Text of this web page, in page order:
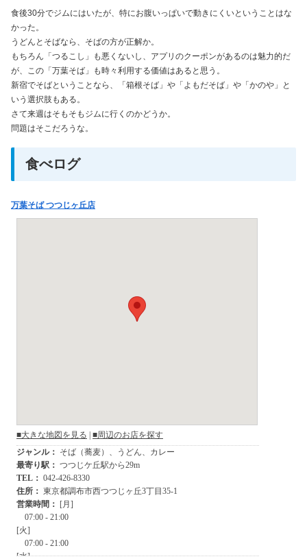
食後30分でジムにはいたが、特にお腹いっぱいで動きにくいということはな
かった。
うどんとそばなら、そばの方が正解か。
もちろん「つるこし」も悪くないし、アプリのクーポンがあるのは魅力的だ
が、この「万葉そば」も時々利用する価値はあると思う。
新宿でそばということなら、「箱根そば」や「よもだそば」や「かのや」と
いう選択肢もある。
さて来週はそもそもジムに行くのかどうか。
問題はそこだろうな。
食べログ
万葉そば つつじヶ丘店